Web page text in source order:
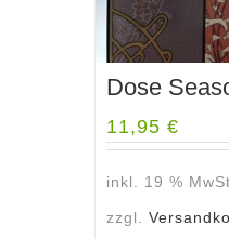
Dose
11,95 €
inkl. 19 % MwSt.
zzgl.